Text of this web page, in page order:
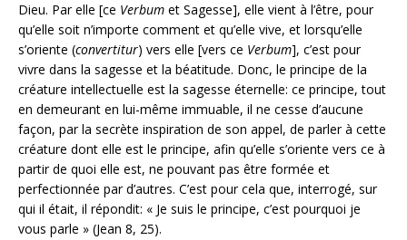
Dieu. Par elle [ce Verbum et Sagesse], elle vient à l’être, pour
qu’elle soit n’importe comment et qu’elle vive, et lorsqu’elle
s’oriente (convertitur) vers elle [vers ce Verbum], c’est pour
vivre dans la sagesse et la béatitude. Donc, le principe de la
créature intellectuelle est la sagesse éternelle: ce principe, tout
en demeurant en lui-même immuable, il ne cesse d’aucune
façon, par la secrète inspiration de son appel, de parler à cette
créature dont elle est le principe, afin qu’elle s’oriente vers ce à
partir de quoi elle est, ne pouvant pas être formée et
perfectionnée par d’autres. C’est pour cela que, interrogé, sur
qui il était, il répondit: « Je suis le principe, c’est pourquoi je
vous parle » (Jean 8, 25).